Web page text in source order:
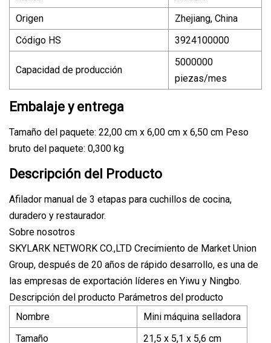
Origen
Zhejiang, China
Código HS
3924100000
Capacidad de producción
5000000
piezas/mes
Embalaje y entrega
Tamaño del paquete: 22,00 cm x 6,00 cm x 6,50 cm Peso
bruto del paquete: 0,300 kg
Descripción del Producto
Afilador manual de 3 etapas para cuchillos de cocina,
duradero y restaurador.
Sobre nosotros
SKYLARK NETWORK CO.,LTD Crecimiento de Market Union
Group, después de 20 años de rápido desarrollo, es una de
las empresas de exportación líderes en Yiwu y Ningbo.
Descripción del producto Parámetros del producto
Nombre
Mini máquina selladora
Tamaño
21,5 x 5,1 x 5,6 cm